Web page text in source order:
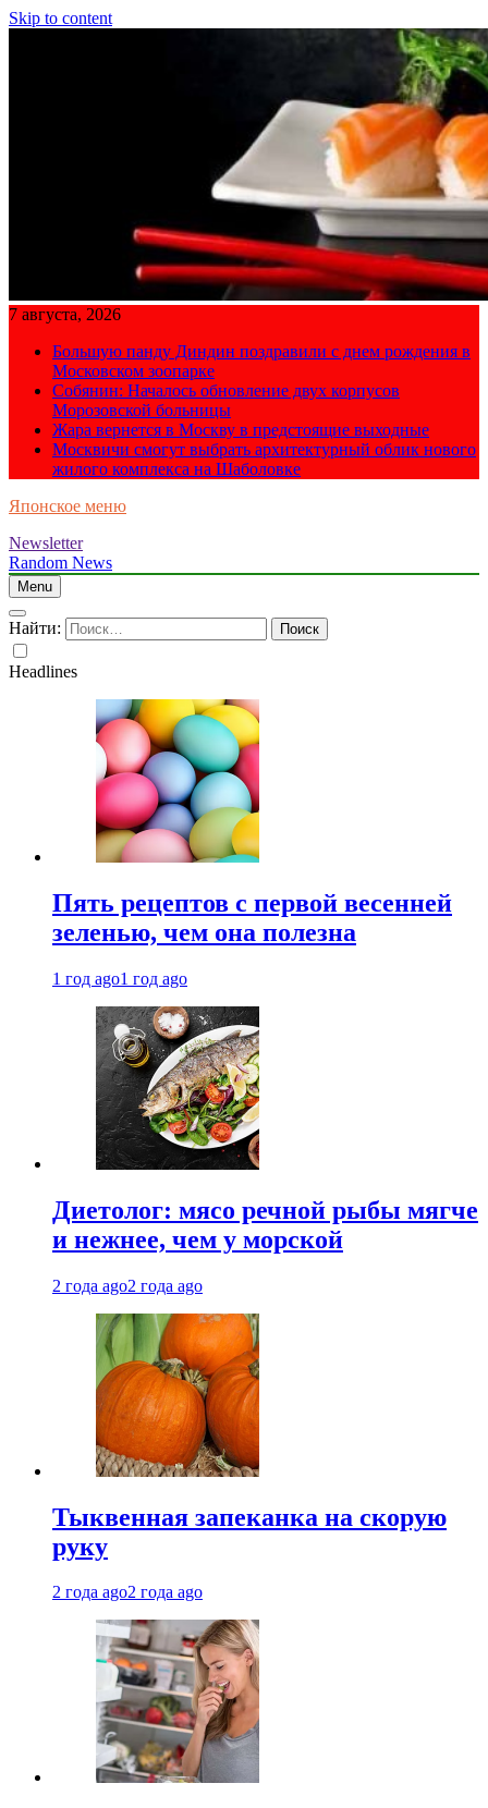
Skip to content
7 августа, 2026
Большую панду Диндин поздравили с днем рождения в
Московском зоопарке
Собянин: Началось обновление двух корпусов
Морозовской больницы
Жара вернется в Москву в предстоящие выходные
Москвичи смогут выбрать архитектурный облик нового
жилого комплекса на Шаболовке
Японское меню
Newsletter
Random News
Menu
Найти:
Headlines
Пять рецептов с первой весенней
зеленью, чем она полезна
1 год ago1 год ago
Диетолог: мясо речной рыбы мягче
и нежнее, чем у морской
2 года ago2 года ago
Тыквенная запеканка на скорую
руку
2 года ago2 года ago